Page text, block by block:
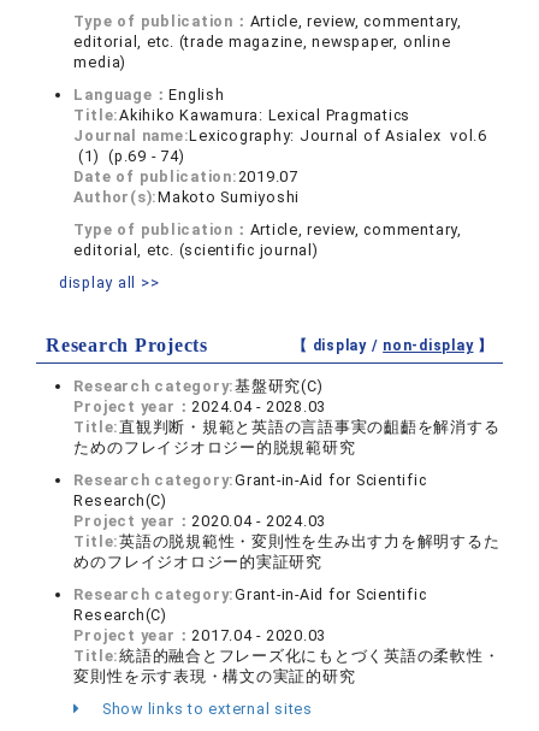
Type of publication： Article, review, commentary,
editorial, etc. (trade magazine, newspaper, online
media)
Language：English
Title:Akihiko Kawamura: Lexical Pragmatics
Journal name:Lexicography: Journal of Asialex vol.6
(1) (p.69 - 74)
Date of publication:2019.07
Author(s):Makoto Sumiyoshi
Type of publication： Article, review, commentary,
editorial, etc. (scientific journal)
display all >>
Research Projects 【 display / non-display】
Research category:基盤研究(C)
Project year：2024.04 - 2028.03
Title:直観判断・規範と英語の言語事実の齟齬を解消する
ためのフレイジオロジー的脱規範研究
Research category:Grant-in-Aid for Scientific
Research(C)
Project year：2020.04 - 2024.03
Title:英語の脱規範性・変則性を生み出す力を解明するた
めのフレイジオロジー的実証研究
Research category:Grant-in-Aid for Scientific
Research(C)
Project year：2017.04 - 2020.03
Title:統語的融合とフレーズ化にもとづく英語の柔軟性・
変則性を示す表現・構文の実証的研究
Show links to external sites